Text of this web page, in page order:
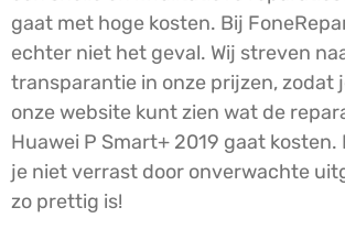
gaat met hoge kosten. Bij
echter niet het geval. Wij streven
transparantie in onze prijzen, zodat
onze website kunt zien wat de
Huawei P Smart+ 2019 gaat kosten.
je niet verrast door onverwachte
zo prettig is!